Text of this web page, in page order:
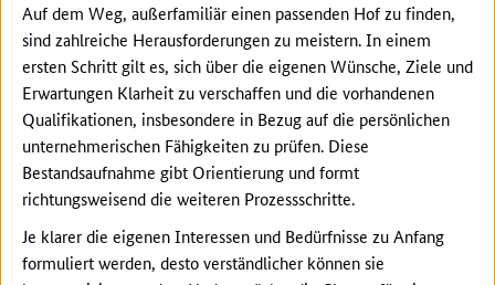
Auf dem Weg, außerfamiliär einen passenden Hof zu finden,
sind zahlreiche Herausforderungen zu meistern. In einem
ersten Schritt gilt es, sich über die eigenen Wünsche, Ziele und
Erwartungen Klarheit zu verschaffen und die vorhandenen
Qualifikationen, insbesondere in Bezug auf die persönlichen
unternehmerischen Fähigkeiten zu prüfen. Diese
Bestandsaufnahme gibt Orientierung und formt
richtungsweisend die weiteren Prozessschritte.
Je klarer die eigenen Interessen und Bedürfnisse zu Anfang
formuliert werden, desto verständlicher können sie